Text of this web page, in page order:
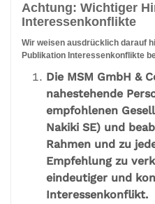
Achtung: Wichtiger
Interessenkonflikte
Wir weisen ausdrücklich darauf
Publikation Interessenkonflikte
Die MSM GmbH &
nahestehende
empfohlenen
Nakiki SE) und
Rahmen und zu
Empfehlung zu
eindeutiger und
Interessenkonflikt.